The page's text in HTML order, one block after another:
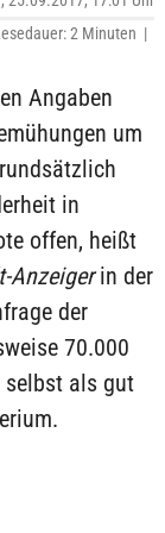
2 Minuten |
Angaben
um
in
offen, heißt
Anzeigerin der
der
70.000
selbst als gut